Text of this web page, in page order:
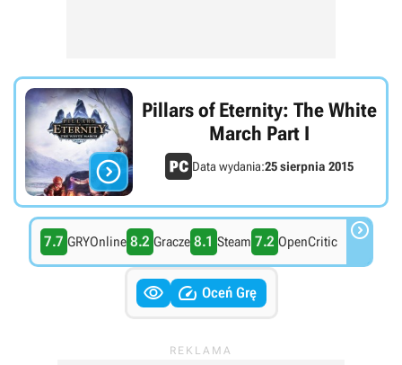

Pillars of Eternity: The White
March Part I
Data wydania:25 sierpnia 2015
7.7 GRYOnline 8.2 Gracze 8.1 Steam 7.2 OpenCritic 
  Oceń Grę